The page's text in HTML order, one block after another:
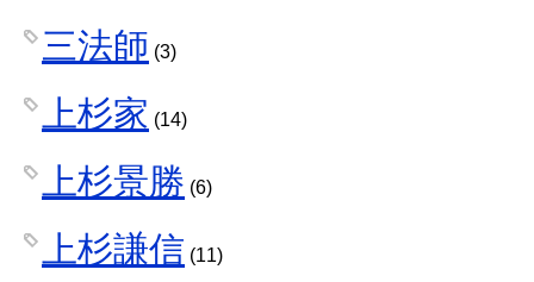
三法師 (3)
上杉家 (14)
上杉景勝 (6)
上杉謙信 (11)